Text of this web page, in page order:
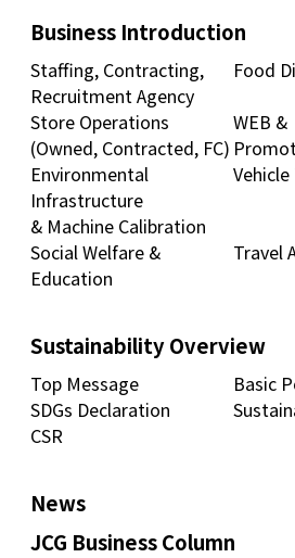
Business Introduction
Staffing, Contracting,
Recruitment Agency
Food
Store Operations
(Owned, Contracted, FC)
WEB &
Environmental
Infrastructure
& Machine Calibration
Social Welfare &
Education
Travel
Sustainability Overview
Top Message
Basic
SDGs Declaration
CSR
News
JCG Business Column